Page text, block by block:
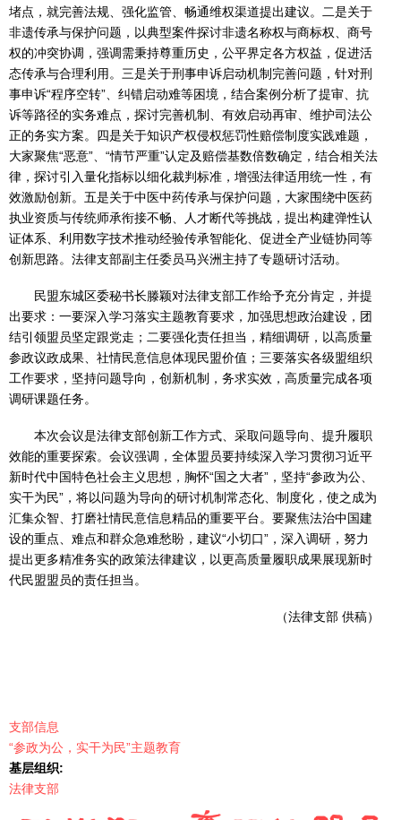
堵点，就完善法规、强化监管、畅通维权渠道提出建议。二是关于
非遗传承与保护问题，以典型案件探讨非遗名称权与商标权、商号
权的冲突协调，强调需秉持尊重历史，公平界定各方权益，促进活
态传承与合理利用。三是关于刑事申诉启动机制完善问题，针对刑
事申诉“程序空转”、纠错启动难等困境，结合案例分析了提审、抗
诉等路径的实务难点，探讨完善机制、有效启动再审、维护司法公
正的务实方案。四是关于知识产权侵权惩罚性赔偿制度实践难题，
大家聚焦“恶意”、“情节严重”认定及赔偿基数倍数确定，结合相关法
律，探讨引入量化指标以细化裁判标准，增强法律适用统一性，有
效激励创新。五是关于中医中药传承与保护问题，大家围绕中医药
执业资质与传统师承衔接不畅、人才断代等挑战，提出构建弹性认
证体系、利用数字技术推动经验传承智能化、促进全产业链协同等
创新思路。法律支部副主任委员马兴洲主持了专题研讨活动。
民盟东城区委秘书长滕颖对法律支部工作给予充分肯定，并提
出要求：一要深入学习落实主题教育要求，加强思想政治建设，团
结引领盟员坚定跟党走；二要强化责任担当，精细调研，以高质量
参政议政成果、社情民意信息体现民盟价值；三要落实各级盟组织
工作要求，坚持问题导向，创新机制，务求实效，高质量完成各项
调研课题任务。
本次会议是法律支部创新工作方式、采取问题导向、提升履职
效能的重要探索。会议强调，全体盟员要持续深入学习贯彻习近平
新时代中国特色社会主义思想，胸怀“国之大者”，坚持“参政为公、
实干为民”，将以问题为导向的研讨机制常态化、制度化，使之成为
汇集众智、打磨社情民意信息精品的重要平台。要聚焦法治中国建
设的重点、难点和群众急难愁盼，建议“小切口”，深入调研，努力
提出更多精准务实的政策法律建议，以更高质量履职成果展现新时
代民盟盟员的责任担当。
（法律支部 供稿）
支部信息
“参政为公，实干为民”主题教育
基层组织:
法律支部